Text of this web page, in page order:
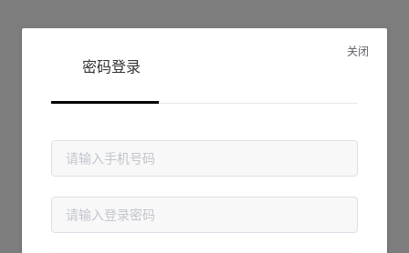
抱歉!
请检查您输入的网址是否正确，或点击下面的按钮返回首页。
关闭
密码登录